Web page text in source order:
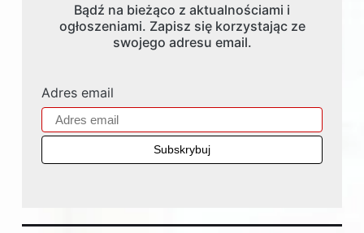
Bądź na bieżąco z aktualnościami i
ogłoszeniami. Zapisz się korzystając ze
swojego adresu email.
Adres email